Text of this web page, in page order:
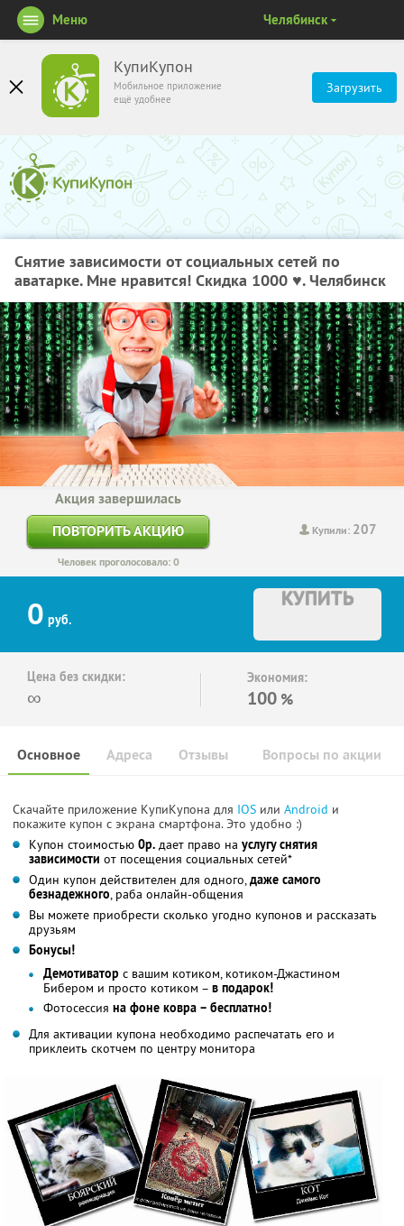
КупиКупон
Мобильное приложение
ещё удобнее
Загрузить
Меню Челябинск
Снятие зависимости от социальных сетей по
аватарке. Мне нравится! Скидка 1000 ♥. Челябинск
Купили: 207
Акция завершилась
ПОВТОРИТЬ АКЦИЮ
Человек проголосовало: 0
0 руб.
КУПИТЬ
Цена без скидки:
∞
Экономия:
100 %
Основное Отзывы Вопросы по акции
Адреса
Скачайте приложение КупиКупона для IOS или Android и
покажите купон с экрана смартфона. Это удобно :)
Купон стоимостью 0р. дает право на услугу снятия
зависимости от посещения социальных сетей*
Один купон действителен для одного,даже самого
безнадежного, раба онлайн-общения
Вы можете приобрести сколько угодно купонов и рассказать
друзьям
Бонусы!
Демотиватор с вашим котиком, котиком-Джастином
Бибером и просто котиком – в подарок!
Фотосессия на фоне ковра – бесплатно!
Для активации купона необходимо распечатать его и
приклеить скотчем по центру монитора